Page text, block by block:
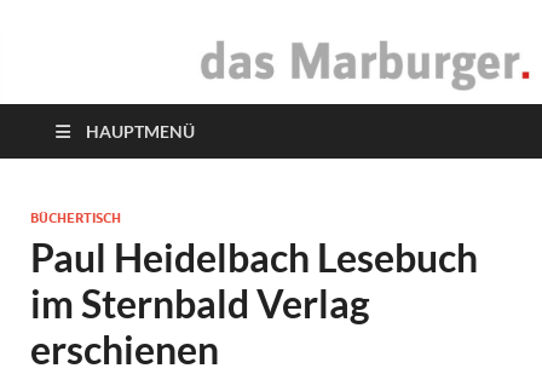
das Marburger.
HAUPTMENÜ
BÜCHERTISCH
Paul Heidelbach Lesebuch
im Sternbald Verlag
erschienen